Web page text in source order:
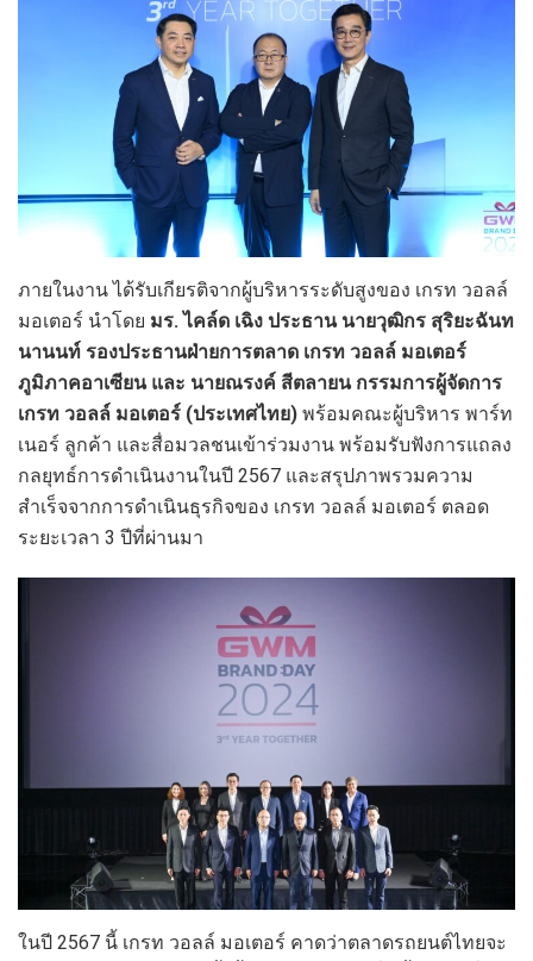
ภายในงาน ได้รับเกียรติจากผู้บริหารระดับสูงของ เกรท วอลล์
มอเตอร์ นำโดย มร. ไคล์ด เฉิง ประธาน นายวุฒิกร สุริยะฉันท
นานนท์ รองประธานฝ่ายการตลาด เกรท วอลล์ มอเตอร์
ภูมิภาคอาเซียน และ นายณรงค์ สีตลายน กรรมการผู้จัดการ
เกรท วอลล์ มอเตอร์ (ประเทศไทย) พร้อมคณะผู้บริหาร พาร์ท
เนอร์ ลูกค้า และสื่อมวลชนเข้าร่วมงาน พร้อมรับฟังการแถลง
กลยุทธ์การดำเนินงานในปี 2567 และสรุปภาพรวมความ
สำเร็จจากการดำเนินธุรกิจของ เกรท วอลล์ มอเตอร์ ตลอด
ระยะเวลา 3 ปีที่ผ่านมา
ในปี 2567 นี้ เกรท วอลล์ มอเตอร์ คาดว่าตลาดรถยนต์ไทยจะ